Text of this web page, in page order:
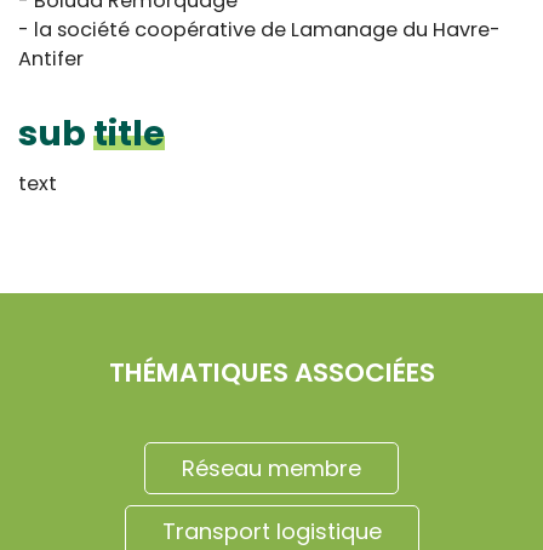
- la société coopérative de Lamanage du Havre-
Antifer
subtitle
text
THÉMATIQUES ASSOCIÉES
Réseau membre
Transport logistique